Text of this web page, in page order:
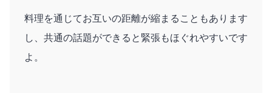
料理を通じてお互いの距離が縮まることもあります
し、共通の話題ができると緊張もほぐれやすいです
よ。